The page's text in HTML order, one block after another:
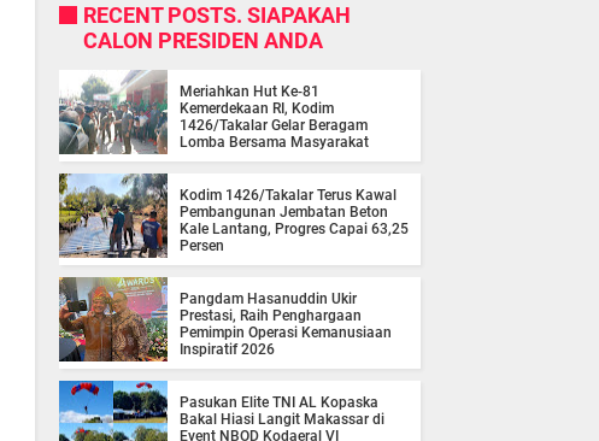
RECENT POSTS. SIAPAKAH
CALON PRESIDEN ANDA
Meriahkan Hut Ke-81
Kemerdekaan RI, Kodim
1426/Takalar Gelar Beragam
Lomba Bersama Masyarakat
Kodim 1426/Takalar Terus Kawal
Pembangunan Jembatan Beton
Kale Lantang, Progres Capai 63,25
Persen
Pangdam Hasanuddin Ukir
Prestasi, Raih Penghargaan
Pemimpin Operasi Kemanusiaan
Inspiratif 2026
Pasukan Elite TNI AL Kopaska
Bakal Hiasi Langit Makassar di
Event NBOD Kodaeral VI